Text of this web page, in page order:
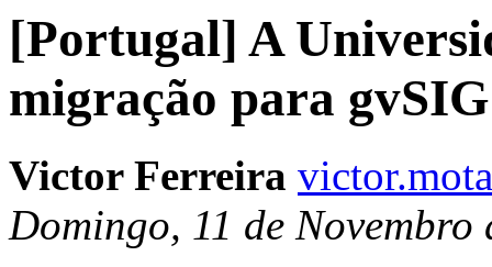
[Portugal] A
migração para gvSIG
Victor Ferreira
Domingo, 11 de